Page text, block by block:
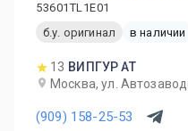
53601TL1E01
б.у. оригинал
в наличии
13 ВИПГУР АТ
Москва, ул.
(909) 158-25-53